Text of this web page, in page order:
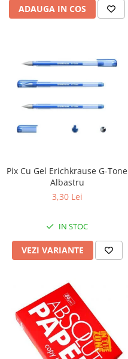
ADAUGA IN COS
Pix Cu Gel Erichkrause G-Tone
Albastru
3,30 Lei
IN STOC
VEZI VARIANTE